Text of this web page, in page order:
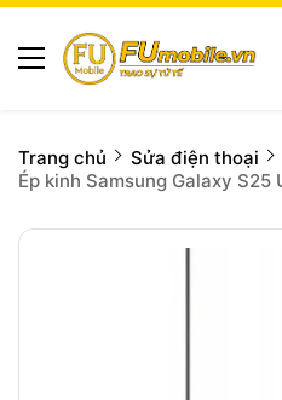
Trang chủ Sửa điện thoại
Ép kinh Samsung Galaxy S25